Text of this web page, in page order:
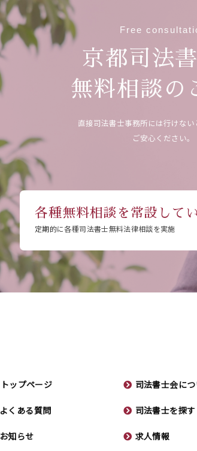
Free
京都司法
無料相談の
直接司法書士事務所には行けない
ご安心ください。
各種無料相談を常設して
定期的に各種司法書士無料法律相談を実施
トップページ 司法書士会につ
よくある質問 司法書士を探す
お知らせ 求人情報